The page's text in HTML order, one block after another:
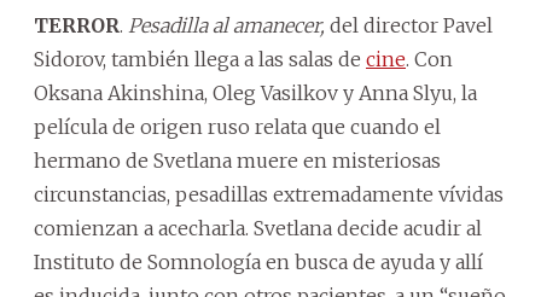
TERROR. Pesadilla al amanecer, del director Pavel
Sidorov, también llega a las salas de cine. Con
Oksana Akinshina, Oleg Vasilkov y Anna Slyu, la
película de origen ruso relata que cuando el
hermano de Svetlana muere en misteriosas
circunstancias, pesadillas extremadamente vívidas
comienzan a acecharla. Svetlana decide acudir al
Instituto de Somnología en busca de ayuda y allí